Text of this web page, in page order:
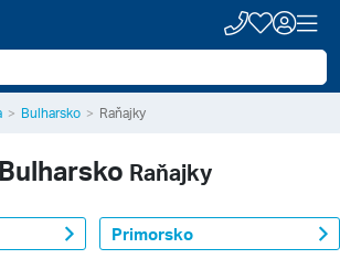
Bulharsko Raňajky
Bulharsko Raňajky
Primorsko